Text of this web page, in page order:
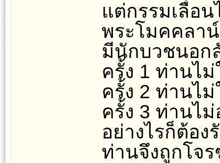
แต่กรรมเลื่อน
พระโมคคลา
มีนักบวชนอก
ครั้ง 1 ท่านไ
ครั้ง 2 ท่านไม่
ครั้ง 3 ท่านไม่
อย่างไรก็ต้อ
ท่านจึงถูกโจ